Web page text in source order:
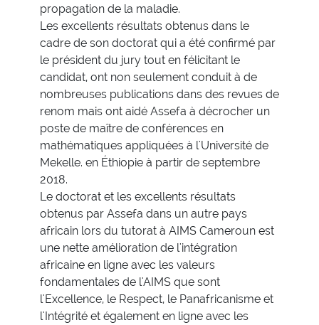
propagation de la maladie.
Les excellents résultats obtenus dans le
cadre de son doctorat qui a été confirmé par
le président du jury tout en félicitant le
candidat, ont non seulement conduit à de
nombreuses publications dans des revues de
renom mais ont aidé Assefa à décrocher un
poste de maître de conférences en
mathématiques appliquées à l'Université de
Mekelle. en Éthiopie à partir de septembre
2018.
Le doctorat et les excellents résultats
obtenus par Assefa dans un autre pays
africain lors du tutorat à AIMS Cameroun est
une nette amélioration de l'intégration
africaine en ligne avec les valeurs
fondamentales de l'AIMS que sont
l'Excellence, le Respect, le Panafricanisme et
l'Intégrité et également en ligne avec les